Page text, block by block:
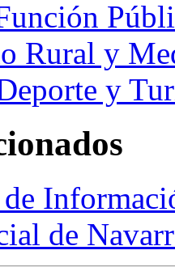
Rural y
y
de
de